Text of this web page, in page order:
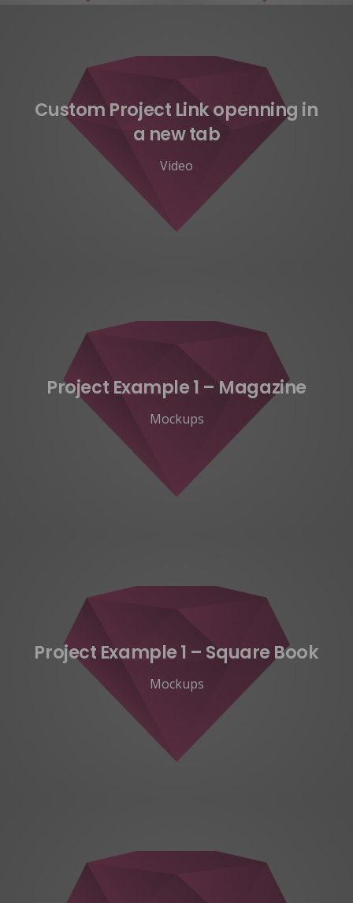
Custom Project Link openning in
a new tab
Video
Project Example 1 – Magazine
Mockups
Project Example 1 – Square Book
Mockups